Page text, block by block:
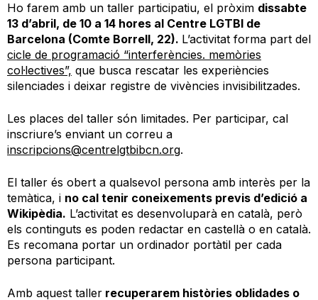
Ho farem amb un taller participatiu, el pròxim dissabte
13 d’abril, de 10 a 14 hores al Centre LGTBI de
Barcelona (Comte Borrell, 22). L’activitat forma part del
cicle de programació “interferències. memòries
col·lectives”, que busca rescatar les experiències
silenciades i deixar registre de vivències invisibilitzades.
Les places del taller són limitades. Per participar, cal
inscriure’s enviant un correu a
inscripcions@centrelgtbibcn.org.
El taller és obert a qualsevol persona amb interès per la
temàtica, i no cal tenir coneixements previs d’edició a
Wikipèdia. L’activitat es desenvoluparà en català, però
els continguts es poden redactar en castellà o en català.
Es recomana portar un ordinador portàtil per cada
persona participant.
Amb aquest taller recuperarem històries oblidades o